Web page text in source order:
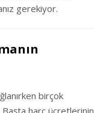
gerekiyor.
birçok
harç ücretlerinin